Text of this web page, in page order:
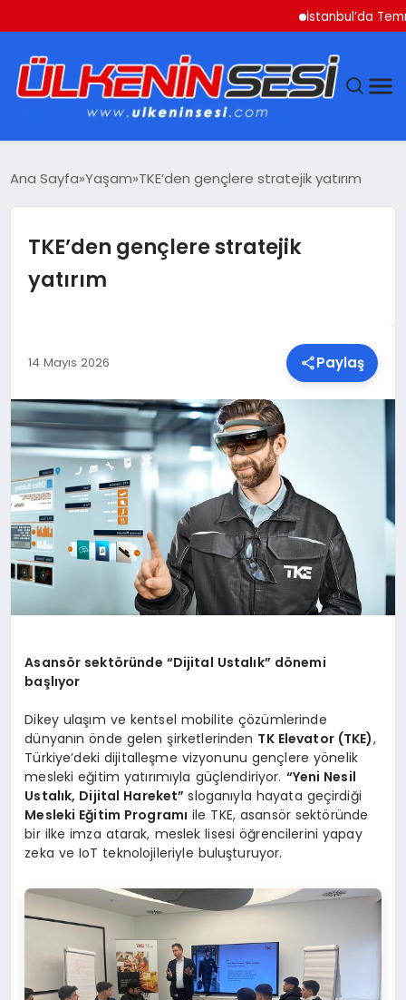
İstanbul’da Temmuz
EKONOMI
GÜNDEM
SIYASET
SPOR
TEKNOLOJI
YAŞAM
MALATYA HABERLERI
Ana Sayfa Yaşam TKE’den gençlere stratejik yatırım
TKE’den gençlere stratejik
yatırım
14 Mayıs 2026 Paylaş
Asansör sektöründe “Dijital Ustalık” dönemi
başlıyor
Dikey ulaşım ve kentsel mobilite çözümlerinde
dünyanın önde gelen şirketlerinden TK Elevator (TKE),
Türkiye’deki dijitalleşme vizyonunu gençlere yönelik
mesleki eğitim yatırımıyla güçlendiriyor. “Yeni Nesil
Ustalık, Dijital Hareket”sloganıyla hayata geçirdiği
Mesleki Eğitim Programı ile TKE, asansör sektöründe
bir ilke imza atarak, meslek lisesi öğrencilerini yapay
zeka ve IoT teknolojileriyle buluşturuyor.